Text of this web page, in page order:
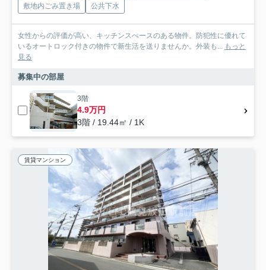
敷地内ごみ置き場
公共下水
女性からの評価が高い、キッチンスぺースのある物件。防犯性に優れて
いるオートロック付きの物件で新生活を送りませんか。外装も...
もっと
見る
募集中の部屋
3階
4.9万円
3階 / 19.44㎡ / 1K
賃貸マンション